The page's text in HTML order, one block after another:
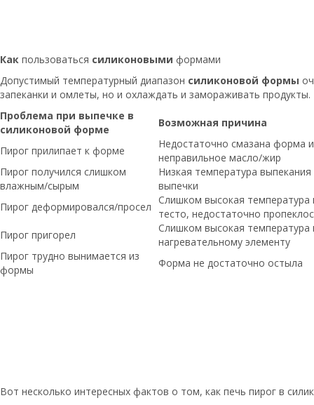
Как пользоваться силиконовыми формами
Допустимый температурный диапазон силиконовой формы
запеканки и омлеты, но и охлаждать и замораживать продукты.
Проблема при выпечке в
силиконовой форме
Возможная причина
Пирог прилипает к форме
Недостаточно смазана форма
неправильное масло/жир
Пирог получился слишком
влажным/сырым
Низкая температура
выпечки
Пирог деформировался/просел
Слишком высокая температура
тесто, недостаточно
Пирог пригорел
Слишком высокая
нагревательному элементу
Пирог трудно вынимается из
формы
Форма не достаточно остыла
Вот несколько интересных фактов о том, как печь пирог в